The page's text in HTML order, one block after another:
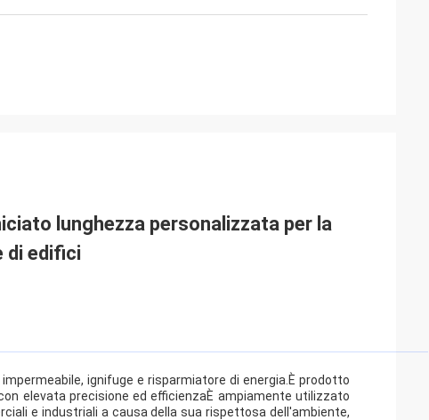
lunghezza personalizzata per la
di edifici
ignifuge e risparmiatore di energia.È prodotto
elevata precisione ed efficienzaÈ ampiamente utilizzato
e industriali a causa della sua rispettosa dell'ambiente,